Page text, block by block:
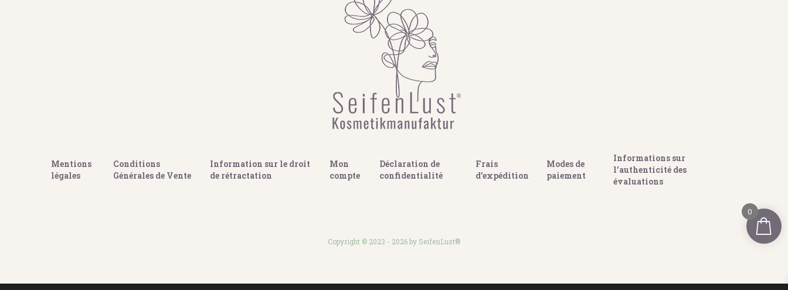
Mentions
légales
Conditions
Générales de Vente
Information sur le droit
de rétractation
Mon
compte
Déclaration de
confidentialité
Frais
d’expédition
Modes de
paiement
Informations sur
l’authenticité des
évaluations
Copyright © 2023 - 2026 by SeifenLust®
0